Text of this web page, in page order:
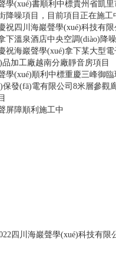
學(xué)書順利中標貴州省凱里
降噪項目，目前項目正在施工
祝四川海巖聲學(xué)科技有限
下溫泉酒店中央空調(diào)降
祝海巖聲學(xué)拿下某大型電
品加工廠越南分廠靜音房項目
學(xué)順利中標重慶三峰御臨
保發(fā)電有限公司8米層參觀
屏障順利施工中
四川海巖聲學(xué)科技有限